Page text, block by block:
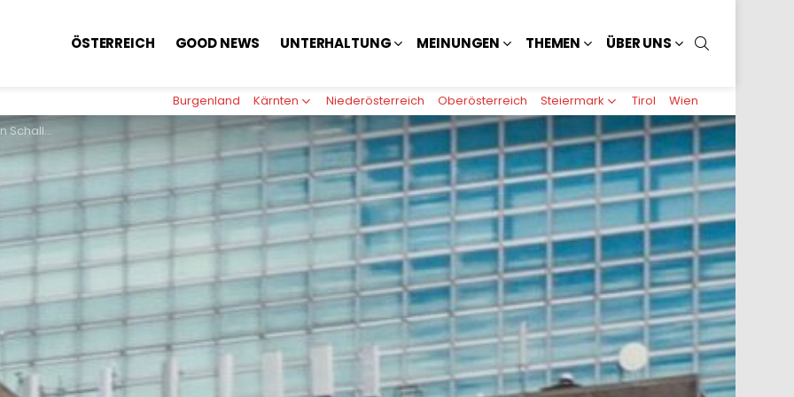
ÖSTERREICH GOOD NEWS UNTERHALTUNG MEINUNGEN THEMEN ÜBER UNS
Burgenland Kärnten Niederösterreich Oberösterreich Steiermark Tirol
Wien
türkise System bleibt